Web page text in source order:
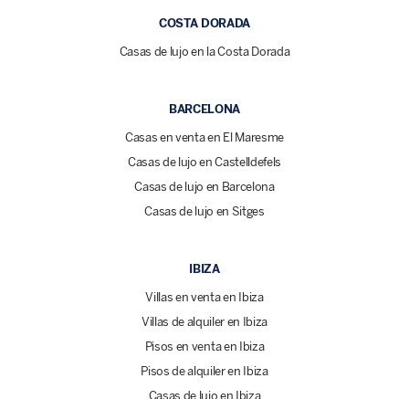
COSTA DORADA
Casas de lujo en la Costa Dorada
BARCELONA
Casas en venta en El Maresme
Casas de lujo en Castelldefels
Casas de lujo en Barcelona
Casas de lujo en Sitges
IBIZA
Villas en venta en Ibiza
Villas de alquiler en Ibiza
Pisos en venta en Ibiza
Pisos de alquiler en Ibiza
Casas de lujo en Ibiza